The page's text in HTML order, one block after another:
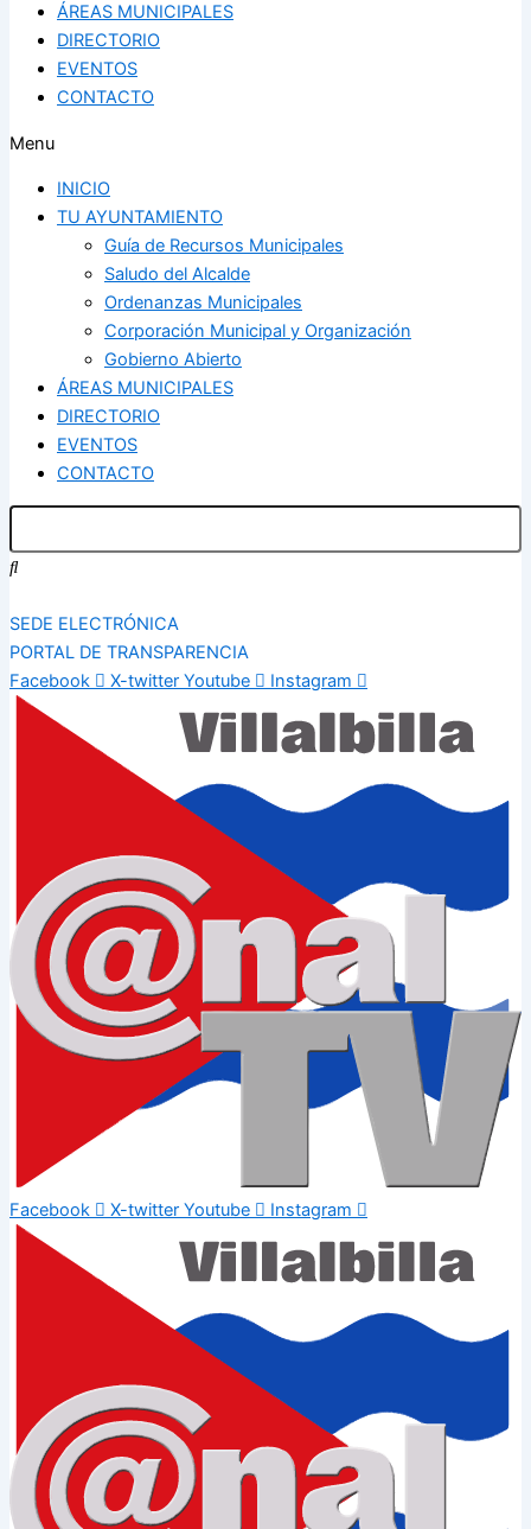
ÁREAS MUNICIPALES
DIRECTORIO
EVENTOS
CONTACTO
Menu
INICIO
TU AYUNTAMIENTO
Guía de Recursos Municipales
Saludo del Alcalde
Ordenanzas Municipales
Corporación Municipal y Organización
Gobierno Abierto
ÁREAS MUNICIPALES
DIRECTORIO
EVENTOS
CONTACTO
SEDE ELECTRÓNICA
PORTAL DE TRANSPARENCIA
Facebook
X-twitter Youtube Instagram
Facebook X-twitter Youtube Instagram